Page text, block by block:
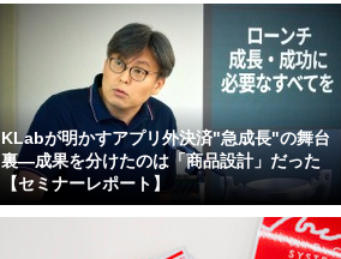
KLabが明かすアプリ外決済"急成長"の舞台
裏―成果を分けたのは「商品設計」だった
【セミナーレポート】